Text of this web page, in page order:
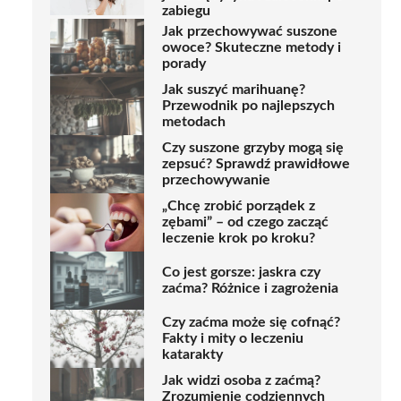
zabiegu
Jak przechowywać suszone
owoce? Skuteczne metody i
porady
Jak suszyć marihuanę?
Przewodnik po najlepszych
metodach
Czy suszone grzyby mogą się
zepsuć? Sprawdź prawidłowe
przechowywanie
„Chcę zrobić porządek z
zębami” – od czego zacząć
leczenie krok po kroku?
Co jest gorsze: jaskra czy
zaćma? Różnice i zagrożenia
Czy zaćma może się cofnąć?
Fakty i mity o leczeniu
katarakty
Jak widzi osoba z zaćmą?
Zrozumienie codziennych